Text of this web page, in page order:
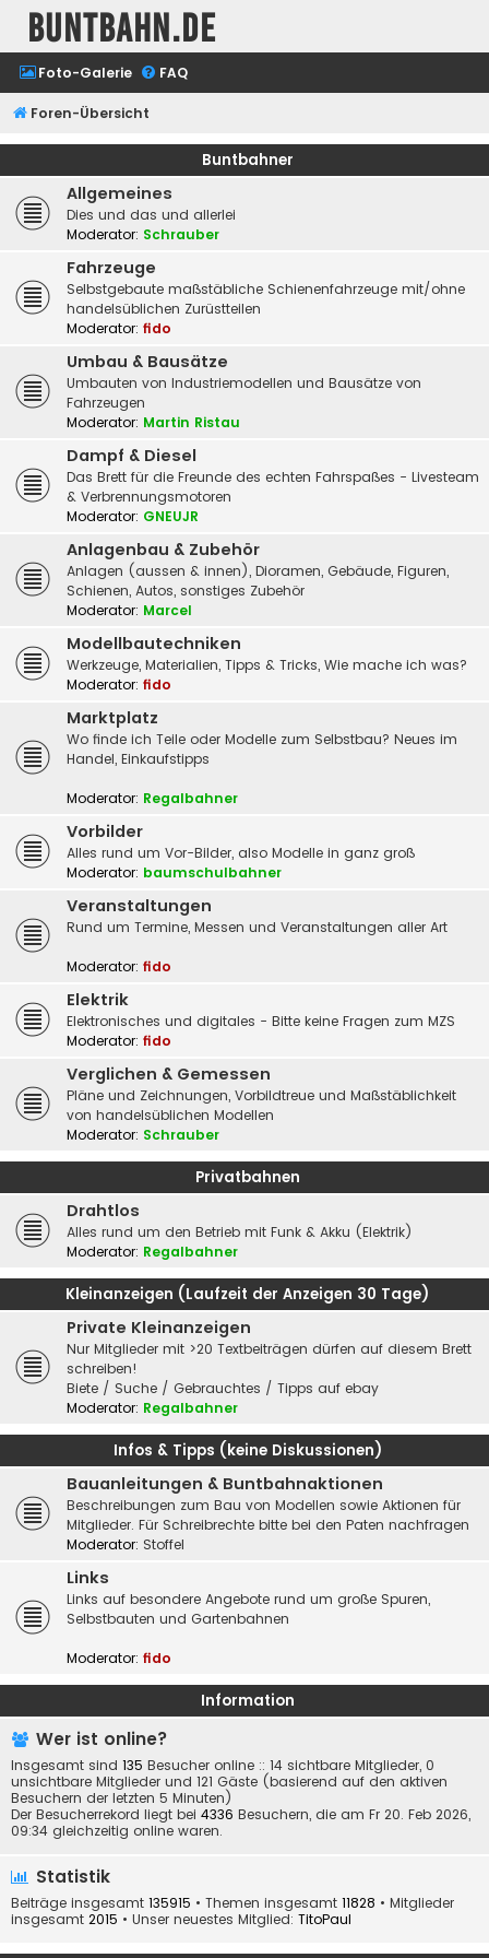
buntbahn.de
Foto-Galerie FAQ
Foren-Übersicht
Buntbahner
Allgemeines
Dies und das und allerlei
Moderator: Schrauber
Fahrzeuge
Selbstgebaute maßstäbliche Schienenfahrzeuge mit/ohne
handelsüblichen Zurüstteilen
Moderator: fido
Umbau & Bausätze
Umbauten von Industriemodellen und Bausätze von
Fahrzeugen
Moderator: Martin Ristau
Dampf & Diesel
Das Brett für die Freunde des echten Fahrspaßes - Livesteam
& Verbrennungsmotoren
Moderator: GNEUJR
Anlagenbau & Zubehör
Anlagen (aussen & innen), Dioramen, Gebäude, Figuren,
Schienen, Autos, sonstiges Zubehör
Moderator: Marcel
Modellbautechniken
Werkzeuge, Materialien, Tipps & Tricks, Wie mache ich was?
Moderator: fido
Marktplatz
Wo finde ich Teile oder Modelle zum Selbstbau? Neues im
Handel, Einkaufstipps
Moderator: Regalbahner
Vorbilder
Alles rund um Vor-Bilder, also Modelle in ganz groß
Moderator: baumschulbahner
Veranstaltungen
Rund um Termine, Messen und Veranstaltungen aller Art
Moderator: fido
Elektrik
Elektronisches und digitales - Bitte keine Fragen zum MZS
Moderator: fido
Verglichen & Gemessen
Pläne und Zeichnungen, Vorbildtreue und Maßstäblichkeit
von handelsüblichen Modellen
Moderator: Schrauber
Privatbahnen
Drahtlos
Alles rund um den Betrieb mit Funk & Akku (Elektrik)
Moderator: Regalbahner
Kleinanzeigen (Laufzeit der Anzeigen 30 Tage)
Private Kleinanzeigen
Nur Mitglieder mit >20 Textbeiträgen dürfen auf diesem Brett
schreiben!
Biete / Suche / Gebrauchtes / Tipps auf ebay
Moderator: Regalbahner
Infos & Tipps (keine Diskussionen)
Bauanleitungen & Buntbahnaktionen
Beschreibungen zum Bau von Modellen sowie Aktionen für
Mitglieder. Für Schreibrechte bitte bei den Paten nachfragen
Moderator: Stoffel
Links
Links auf besondere Angebote rund um große Spuren,
Selbstbauten und Gartenbahnen
Moderator: fido
Information
Wer ist online?
Insgesamt sind 135 Besucher online :: 14 sichtbare Mitglieder, 0
unsichtbare Mitglieder und 121 Gäste (basierend auf den aktiven
Besuchern der letzten 5 Minuten)
Der Besucherrekord liegt bei 4336 Besuchern, die am Fr 20. Feb 2026,
09:34 gleichzeitig online waren.
Statistik
Beiträge insgesamt 135915 • Themen insgesamt 11828 • Mitglieder
insgesamt 2015 • Unser neuestes Mitglied: TitoPaul